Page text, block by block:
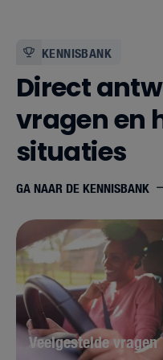
KENNISBANK
Direct
vragen en
situaties
GA NAAR DE KENNISBANK
Veelgestelde vragen